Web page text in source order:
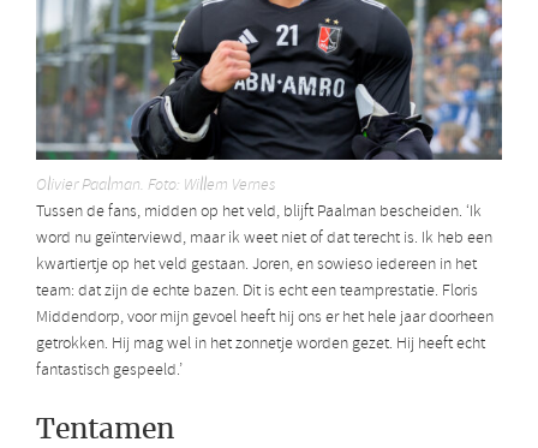
Olivier Paalman. Foto: Willem Vernes
Tussen de fans, midden op het veld, blijft Paalman bescheiden. ‘Ik
word nu geïnterviewd, maar ik weet niet of dat terecht is. Ik heb een
kwartiertje op het veld gestaan. Joren, en sowieso iedereen in het
team: dat zijn de echte bazen. Dit is echt een teamprestatie. Floris
Middendorp, voor mijn gevoel heeft hij ons er het hele jaar doorheen
getrokken. Hij mag wel in het zonnetje worden gezet. Hij heeft echt
fantastisch gespeeld.’
Tentamen